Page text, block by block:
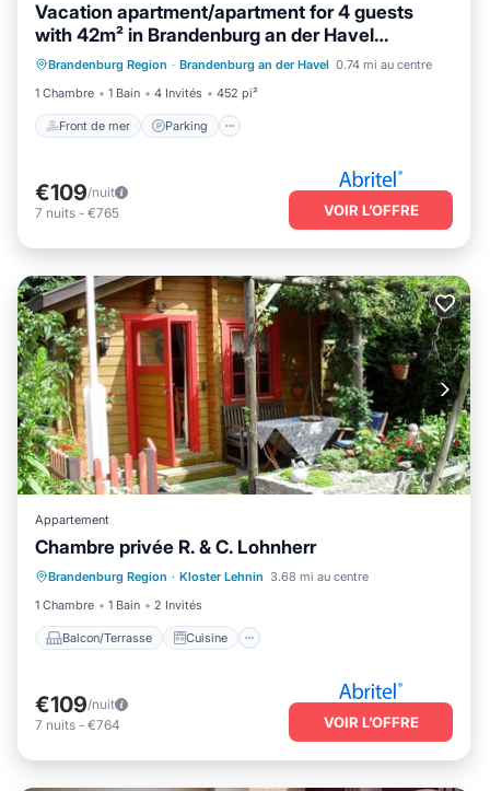
Vacation apartment/apartment for 4 guests
with 42m² in Brandenburg an der Havel
(264405)
Brandenburg Region · Brandenburg an der Havel 0.74 mi au centre
1 Chambre
1 Bain 4 Invités 452 pi²
Front de mer Parking
Front de mer
Parking
Vue sur l’océan
Vue
€109/nuit
7 nuits - €765 VOIR L’OFFRE
Appartement
Chambre privée R. & C. Lohnherr
Brandenburg Region · Kloster Lehnin 3.68 mi au centre
1 Chambre
1 Bain 2 Invités
Balcon/Terrasse Cuisine
Balcon/Terrasse Cuisine
Adapté aux enfants
€109/nuit
7 nuits - €764 VOIR L’OFFRE